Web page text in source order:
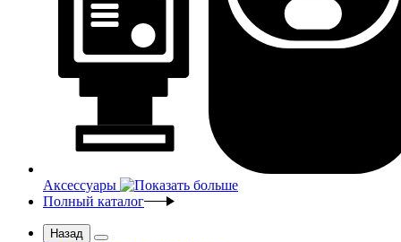
Аксессуары
Полный каталог
Назад